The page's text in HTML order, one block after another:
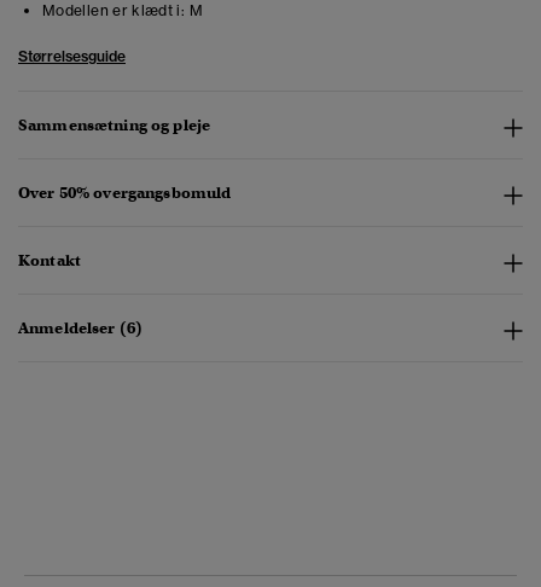
Modellen er klædt i: M
Størrelsesguide
Sammensætning og pleje
Over 50% overgangsbomuld
Kontakt
Anmeldelser (6)